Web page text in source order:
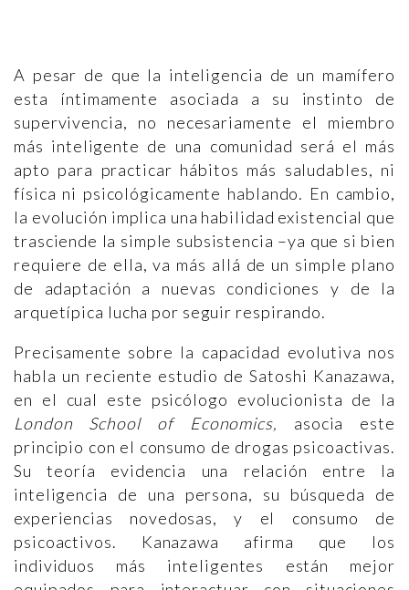
A pesar de que la inteligencia de un mamífero
esta íntimamente asociada a su instinto de
supervivencia, no necesariamente el miembro
más inteligente de una comunidad será el más
apto para practicar hábitos más saludables, ni
física ni psicológicamente hablando. En cambio,
la evolución implica una habilidad existencial que
trasciende la simple subsistencia –ya que si bien
requiere de ella, va más allá de un simple plano
de adaptación a nuevas condiciones y de la
arquetípica lucha por seguir respirando.
Precisamente sobre la capacidad evolutiva nos
habla un reciente estudio de Satoshi Kanazawa,
en el cual este psicólogo evolucionista de la
London School of Economics, asocia este
principio con el consumo de drogas psicoactivas.
Su teoría evidencia una relación entre la
inteligencia de una persona, su búsqueda de
experiencias novedosas, y el consumo de
psicoactivos. Kanazawa afirma que los
individuos más inteligentes están mejor